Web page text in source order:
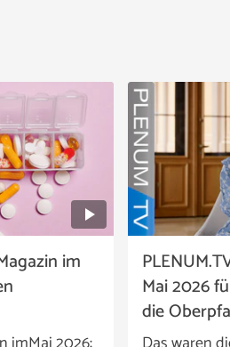
im
Mai 2026
die